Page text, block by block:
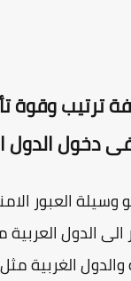
وقوة
دخول الدول
العبور الامنة
العربية مثل
الغربية مثل